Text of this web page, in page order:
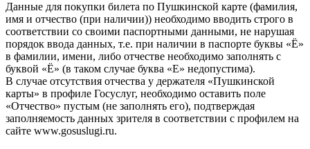
Данные для покупки билета по Пушкинской карте (фамилия,
имя и отчество (при наличии)) необходимо вводить строго в
соответствии со своими паспортными данными, не нарушая
порядок ввода данных, т.е. при наличии в паспорте буквы «Ё»
в фамилии, имени, либо отчестве необходимо заполнять с
буквой «Ё» (в таком случае буква «Е» недопустима).
В случае отсутствия отчества у держателя «Пушкинской
карты» в профиле Госуслуг, необходимо оставить поле
«Отчество» пустым (не заполнять его), подтверждая
заполняемость данных зрителя в соответствии с профилем на
сайте www.gosuslugi.ru.